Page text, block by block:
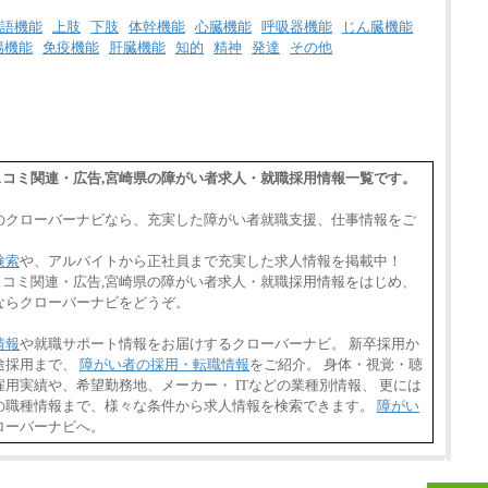
さい。
■(株)JTBデータサービス ※2027年新卒募集
総合職 月給224,500～242,600円＋地域手当
※詳細はJTBキャリアサイトよりご確認くだ
有期契約職 月給185,000～195,000円
※詳細はJTBキャリアサイトよりご確認くだ
さい。
終了
総合職 月給241,000円
中途：
①月給227,000円以上
②月給212,000円以上
④月給23万円～37万円
機能 上肢 下肢 体幹機能 心臓機能 呼吸器機能
じん臓機能
機能 免疫機能 肝臓機能 知的 精神 発達 その他
ミ関連・広告,宮崎県の障がい者求人・就職採用情報一覧です。
クローバーナビなら、充実した障がい者就職支援、仕事情報をご
索や、アルバイトから正社員まで充実した求人情報を掲載中！
ミ関連・広告,宮崎県の障がい者求人・就職採用情報をはじめ、
クローバーナビをどうぞ。
報や就職サポート情報をお届けするクローバーナビ。 新卒採用か
用まで、 障がい者の採用・転職情報をご紹介。 身体・視覚・聴
実績や、希望勤務地、メーカー・ ITなどの業種別情報、 更には
種情報まで、様々な条件から求人情報を検索できます。 障がい
バーナビへ。